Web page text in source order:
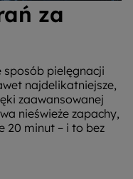
za
sposób pielęgnacji
najdelikatniejsze,
zaawansowanej
nieświeże zapachy,
20 minut – i to bez